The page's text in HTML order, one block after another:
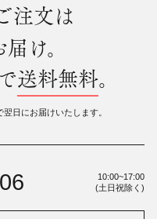
注文は
届け。
送料無料。
日にお届けいたします。
10:00~17:00
(土日祝除く)